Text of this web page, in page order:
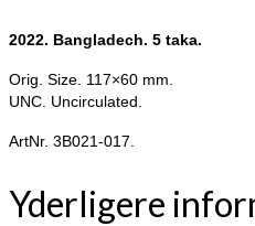
2022. Bangladech. 5 taka.
Orig. Size. 117×60 mm.
UNC. Uncirculated.
ArtNr. 3B021-017.
Yderligere